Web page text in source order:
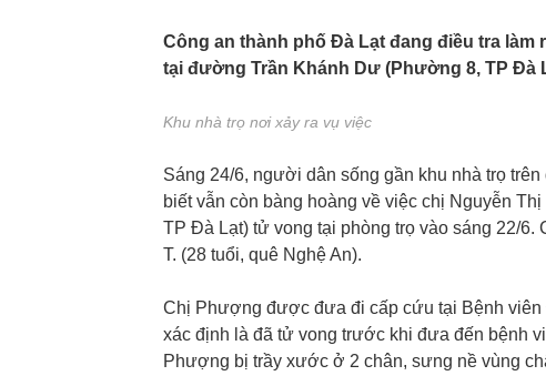
Công an thành phố Đà Lạt đang điều tra
tại đường Trần Khánh Dư (Phường 8, TP Đà
Khu nhà trọ nơi xảy ra vụ việc
Sáng 24/6, người dân sống gần khu nhà trọ
biết vẫn còn bàng hoàng về việc chị Nguyễn
TP Đà Lạt) tử vong tại phòng trọ vào sáng 22/
T. (28 tuổi, quê Nghệ An).
Chị Phượng được đưa đi cấp cứu tại Bệnh
xác định là đã tử vong trước khi đưa đến bệnh
Phượng bị trầy xước ở 2 chân, sưng nề vùng